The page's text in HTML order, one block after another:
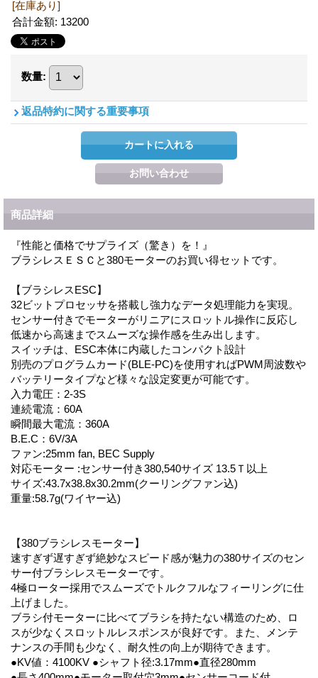
[在庫あり]
合計金額: 13200
数量:
返品特約に関する重要事項
商品詳細
『性能と価格でサプライズ（驚き）を！』
ブラシレスＥＳＣと380モーターのお買い得セットです。
【ブラシレスESC】
32ビットプロセッサを搭載し強力なデータ処理能力を実現。
センサー付きでモーターがリニアにスロットル操作に反応し
低速から高速までスムーズな操作感を生み出します。
スイッチは、ESC本体に内蔵したコンパクト設計
別売のプログラムカード(BLE-PC)を使用すればPWM周波数や
バッテリータイプなど様々な設定変更が可能です。
入力電圧：2-3S
連続電流：60A
瞬間最大電流：360A
B.E.C：6V/3A
ファン:25mm fan, BEC Supply
対応モーター :センサー付き380,540サイズ 13.5Ｔ以上
サイズ:43.7x38.8x30.2mm(クーリングファン込)
重量:58.7g(ワイヤー込)
【380ブラシレスモーター】
速すぎず遅すぎず絶妙なスピード感が魅力の380サイズのセン
サー付ブラシレスモーターです。
4極ローター採用でスムーズでトルクフルなフィーリングに仕
上げました。
ブラシ付モーターに比べてブラシを持たない構造のため、ロ
スが少なくスロットルレスポンスが良好です。また、メンテ
ナンスの手間も少なく、耐久性の向上が期待できます。
●KV値：4100KV ●シャフト径:3.17mm●直径280mm